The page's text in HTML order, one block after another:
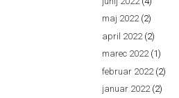
maj 2022(2)
april 2022 (2)
marec 2022(1)
februar 2022 (2)
januar 2022(2)